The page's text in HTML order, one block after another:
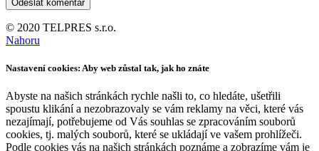
© 2020 TELPRES s.r.o.
Nahoru
Nastavení cookies: Aby web zůstal tak, jak ho znáte
Abyste na našich stránkách rychle našli to, co hledáte, ušetřili
spoustu klikání a nezobrazovaly se vám reklamy na věci, které vás
nezajímají, potřebujeme od Vás souhlas se zpracováním souborů
cookies, tj. malých souborů, které se ukládají ve vašem prohlížeči.
Podle cookies vás na našich stránkách poznáme a zobrazíme vám je